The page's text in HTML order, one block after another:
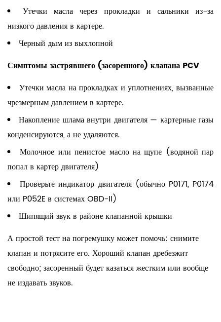
Утечки масла через прокладки и сальники из-за
низкого давления в картере.
Черный дым из выхлопной
Симптомы застрявшего (засоренного) клапана PCV
Утечки масла на прокладках и уплотнениях, вызванные
чрезмерным давлением в картере.
Накопление шлама внутри двигателя — картерные газы
конденсируются, а не удаляются.
Молочное или пенистое масло на щупе (водяной пар
попал в картер двигателя)
Проверьте индикатор двигателя (обычно P0171, P0174
или P052E в системах OBD-II)
Шипящий звук в районе клапанной крышки
Апростой тест на погремушкуможет помочь: снимите
клапан и потрясите его. Хороший клапан дребезжит
свободно; засоренный будет казаться жестким или вообще
не издавать звуков.